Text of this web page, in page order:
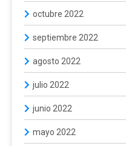
octubre 2022
septiembre 2022
agosto 2022
julio 2022
junio 2022
mayo 2022